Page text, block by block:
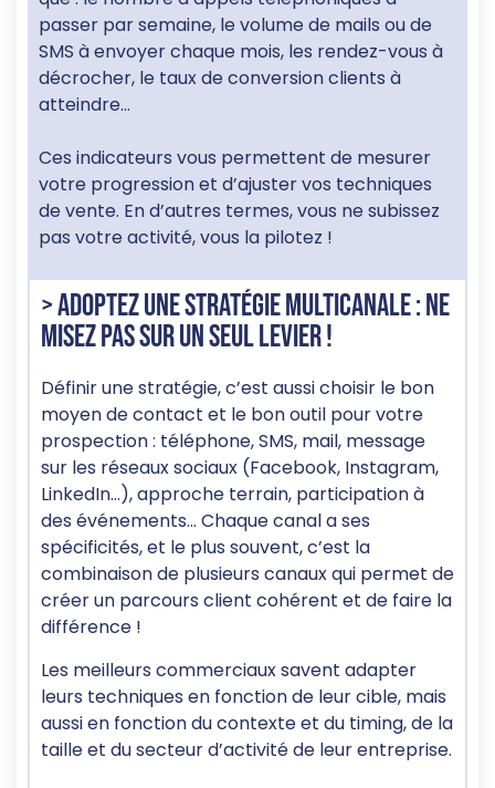
passer par semaine, le volume de mails ou de
SMS à envoyer chaque mois, les rendez-vous à
décrocher, le taux de conversion clients à
atteindre…
Ces indicateurs vous permettent de mesurer
votre progression et d’ajuster vos techniques
de vente. En d’autres termes, vous ne subissez
pas votre activité, vous la pilotez !
> Adoptez une stratégie multicanale : ne
misez pas sur un seul levier !
Définir une stratégie, c’est aussi choisir le bon
moyen de contact et le bon outil pour votre
prospection : téléphone, SMS, mail, message
sur les réseaux sociaux (Facebook, Instagram,
LinkedIn…), approche terrain, participation à
des événements… Chaque canal a ses
spécificités, et le plus souvent, c’est la
combinaison de plusieurs canaux qui permet de
créer un parcours client cohérent et de faire la
différence !
Les meilleurs commerciaux savent adapter
leurs techniques en fonction de leur cible, mais
aussi en fonction du contexte et du timing, de la
taille et du secteur d’activité de leur entreprise.